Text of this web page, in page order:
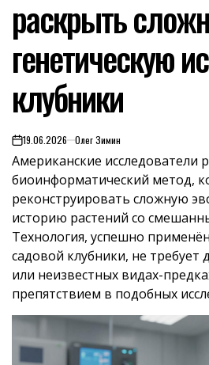
раскрыть
генетическую
клубники
on19.06.2026 Олег Зимин
Американские исследователи
биоинформатический метод,
реконструировать сложную
историю растений со
Технология, успешно
садовой клубники, не
или неизвестных видах-
препятствием в подобных